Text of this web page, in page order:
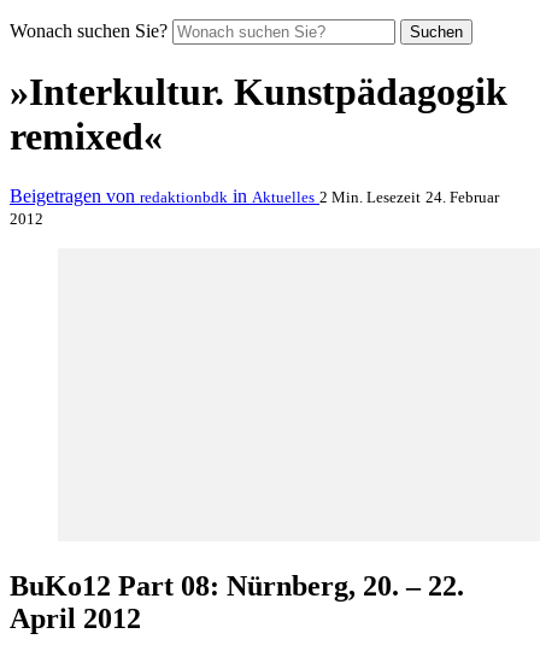
Wonach suchen Sie? Suchen
»Interkultur. Kunstpädagogik
remixed«
Beigetragen von redaktionbdk in Aktuelles 2 Min. Lesezeit 24. Februar
2012
BuKo12 Part 08: Nürnberg, 20. – 22.
April 2012